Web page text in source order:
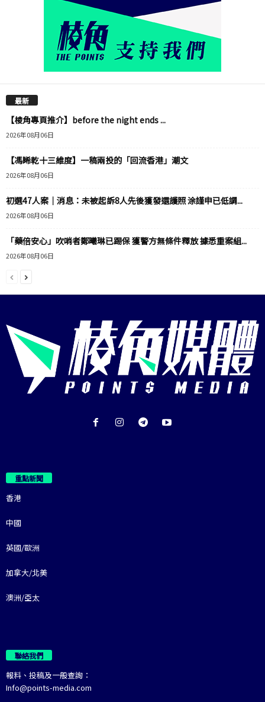
最新
【棱角專頁推介】before the night ends ...
2026年08月06日
【馮睎乾十三維度】一稿兩投的「回流香港」潮文
2026年08月06日
初選47人案｜消息：未被起訴8人先後獲發還護照 涂謹申已低調...
2026年08月06日
「藥倍安心」吹哨者鄭曦琳已踢保 獲警方無條件釋放 據悉重案組...
2026年08月06日
重點新聞
香港
中國
英國/歐洲
加拿大/北美
澳洲/亞太
聯絡我們
報料、投稿及一般查詢：
Info@points-media.com